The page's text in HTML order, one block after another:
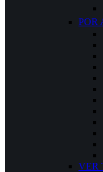
POR
VER